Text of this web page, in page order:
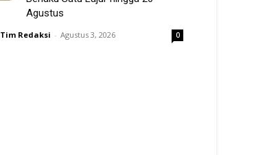
Agustus
Tim Redaksi - Agustus 3, 2026 0